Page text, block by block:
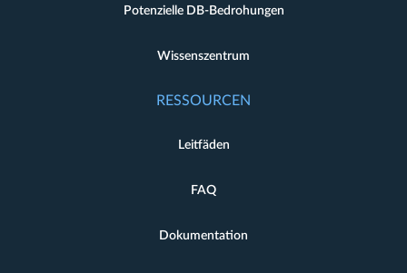
Potenzielle DB-Bedrohungen
Wissenszentrum
RESSOURCEN
Leitfäden
FAQ
Dokumentation